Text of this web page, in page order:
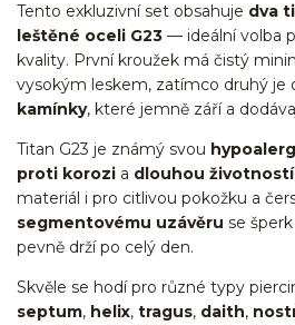
Tento exkluzivní set obsahuje dva
leštěné oceli G23 — ideální volba
kvality. První kroužek má čistý
vysokým leskem, zatímco druhý je
kamínky, které jemně září a
Titan G23 je známý svou
proti korozi a dlouhou životností
materiál i pro citlivou pokožku a
segmentovému uzávěru se
pevně drží po celý den.
Skvěle se hodí pro různé typy
septum, helix, tragus, daith,